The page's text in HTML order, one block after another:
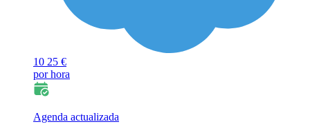
10 25 €
por hora
Agenda actualizada